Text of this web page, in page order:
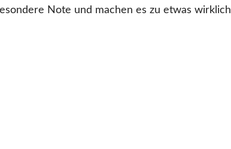
Note und machen es zu etwas wirklich